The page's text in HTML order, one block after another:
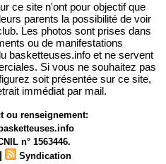
ce site n'ont pour objectif que
parents la possibilité de voir
Les photos sont prises dans
ou de manifestations
basketteuses.info et ne servent
Si vous ne souhaitez pas
soit présentée sur ce site,
immédiat par mail.
ou renseignement:
n° 1563446.
| Syndication